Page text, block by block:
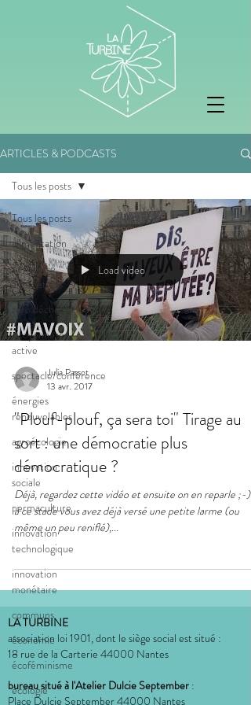
ARTICLES & PODCASTS
Tous les posts
alimentation
pedagogie
alternatives
zéro déchet
citoyenneté
active
spectacle/conférence
énergies
renouvelables
agroécologie
innovation
sociale
permaculture
innovation
technologique
innovation
monétaire
communs
économie
écoféminisme
écologie
Tous les posts
Load video
Julia Passot
13 avr. 2017
"Plouf-plouf, ça sera toi" Tirage au
sort : une démocratie plus
démocratique ?
Déjà, regardez cette vidéo et ensuite on en reparle ;-)
à ce stade vous avez déjà versé une petite larme (ou
même un peu reniflé),...
LA TURBINE
association loi 1901, dont le siège social est situé :
18 rue de la Carterie 44000 Nantes
bureau situé à l'Atelier Dulcie September :
Place Dulcie September 44000 Nantes